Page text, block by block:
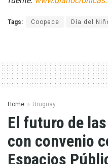
Tags: Coopace Día del
Home Uruguay
El futuro de
con convenio
Espacios